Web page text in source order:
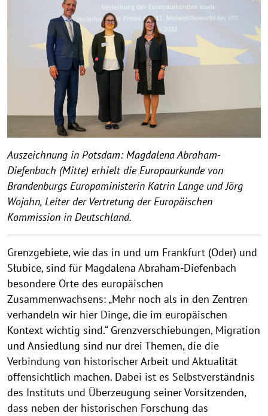
Auszeichnung in Potsdam: Magdalena Abraham-
Diefenbach (Mitte) erhielt die Europaurkunde von
Brandenburgs Europaministerin Katrin Lange und Jörg
Wojahn, Leiter der Vertretung der Europäischen
Kommission in Deutschland.
Grenzgebiete, wie das in und um Frankfurt (Oder) und
Słubice, sind für Magdalena Abraham-Diefenbach
besondere Orte des europäischen
Zusammenwachsens: „Mehr noch als in den Zentren
verhandeln wir hier Dinge, die im europäischen
Kontext wichtig sind.“ Grenzverschiebungen, Migration
und Ansiedlung sind nur drei Themen, die die
Verbindung von historischer Arbeit und Aktualität
offensichtlich machen. Dabei ist es Selbstverständnis
des Instituts und Überzeugung seiner Vorsitzenden,
dass neben der historischen Forschung das